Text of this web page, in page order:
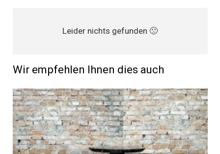
Leider nichts gefunden 🙁
Wir empfehlen Ihnen dies auch